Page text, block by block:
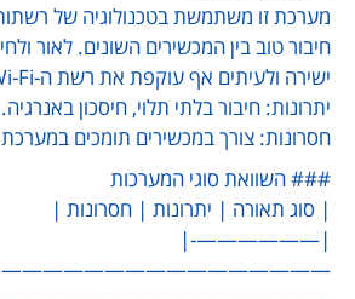
חיבור טוב בין המכשירים השונים. לאור
ישירה ולעיתים אף עוקפת את רשת ה-Wi-Fi.
יתרונות: חיבור בלתי תלוי, חיסכון באנרגיה.
חסרונות: צורך במכשירים תומכים במערכת
### השוואת סוגי המערכות
| סוג תאורה | יתרונות | חסרונות |
|——————-|